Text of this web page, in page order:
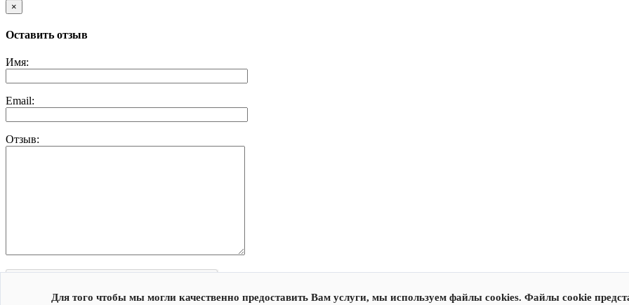
Для того чтобы мы могли качественно предоставить Вам услуги, мы используем файлы cookies. Файлы cookie
×
Оставить отзыв
Имя:
Email:
Отзыв: